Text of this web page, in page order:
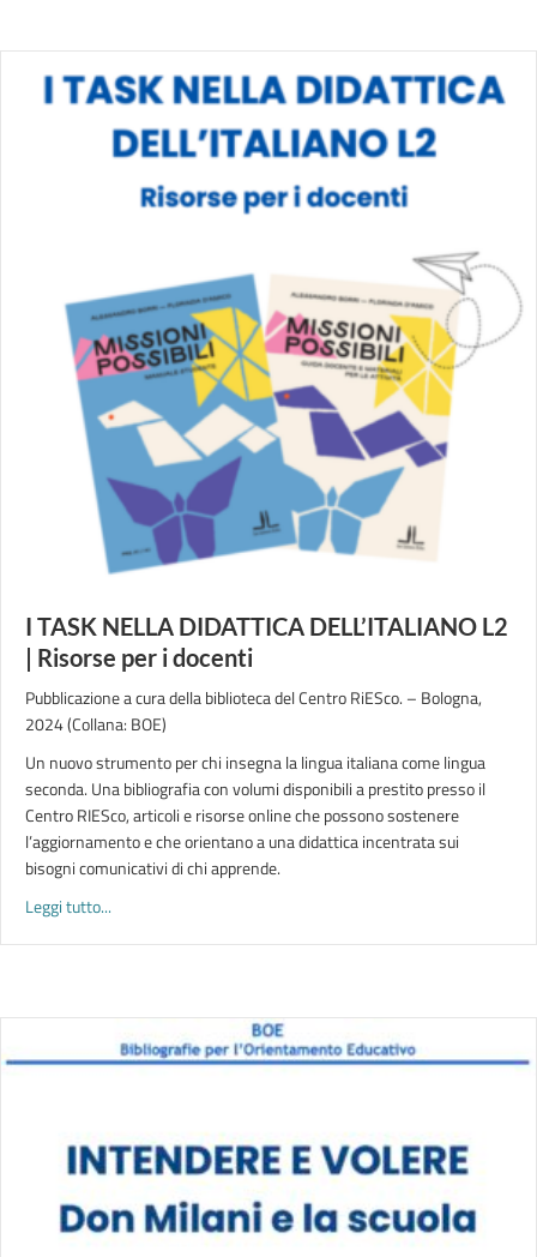
I TASK NELLA DIDATTICA DELL’ITALIANO L2
| Risorse per i docenti
Pubblicazione a cura della biblioteca del Centro RiESco. – Bologna,
2024 (Collana: BOE)
Un nuovo strumento per chi insegna la lingua italiana come lingua
seconda. Una bibliografia con volumi disponibili a prestito presso il
Centro RIESco, articoli e risorse online che possono sostenere
l’aggiornamento e che orientano a una didattica incentrata sui
bisogni comunicativi di chi apprende.
Leggi tutto...